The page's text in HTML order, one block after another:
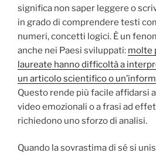
significa non saper leggere o
in grado di comprendere testi
numeri, concetti logici. È un
anche nei Paesi sviluppati: molte
laureate hanno difficoltà a
un articolo scientifico o
Questo rende più facile affidarsi
video emozionali o a frasi ad
richiedono uno sforzo di analisi.
Quando la sovrastima di sé si